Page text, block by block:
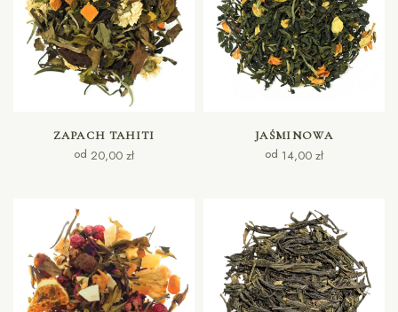
WYBIERZ OPCJE
ZAPACH TAHITI
od 20,00 zł
WYBIERZ OPCJE
JAŚMINOWA
od 14,00 zł